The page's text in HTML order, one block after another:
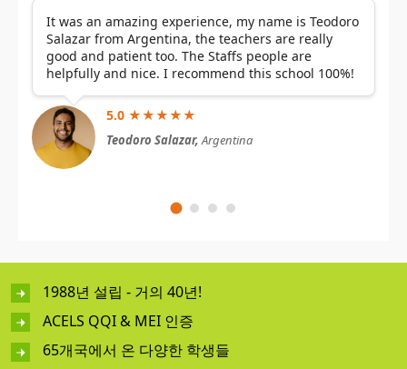
It was an amazing experience, my name is Teodoro
Salazar from Argentina, the teachers are really
good and patient too. The Staffs people are
helpfully and nice. I recommend this school 100%!
5.0 ★★★★★
Teodoro Salazar,Argentina
1988년 설립 - 거의 40년!
ACELS QQI & MEI 인증
65개국에서 온 다양한 학생들